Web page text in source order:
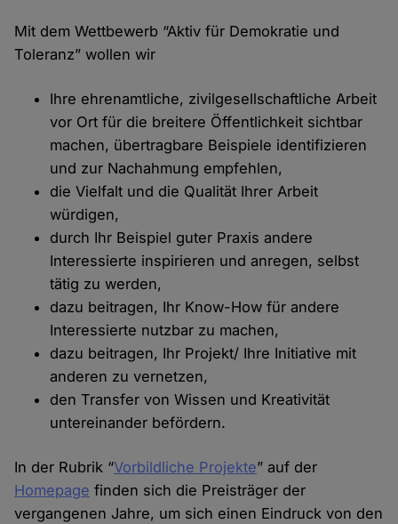
Mit dem Wettbewerb “Aktiv für Demokratie und
Toleranz” wollen wir
Ihre ehrenamtliche, zivilgesellschaftliche Arbeit
vor Ort für die breitere Öffentlichkeit sichtbar
machen, übertragbare Beispiele identifizieren
und zur Nachahmung empfehlen,
die Vielfalt und die Qualität Ihrer Arbeit
würdigen,
durch Ihr Beispiel guter Praxis andere
Interessierte inspirieren und anregen, selbst
tätig zu werden,
dazu beitragen, Ihr Know-How für andere
Interessierte nutzbar zu machen,
dazu beitragen, Ihr Projekt/ Ihre Initiative mit
anderen zu vernetzen,
den Transfer von Wissen und Kreativität
untereinander befördern.
In der Rubrik “Vorbildliche Projekte” auf der
Homepage finden sich die Preisträger der
vergangenen Jahre, um sich einen Eindruck von den